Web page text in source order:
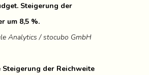
Steigerung der
um 8,5 %.
Analytics / stocubo GmbH
der Reichweite